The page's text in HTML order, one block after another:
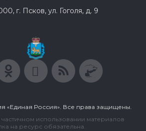
г. Псков, ул. Гоголя, д. 9
«Единая Россия». Все права защищены.
использовании материалов
на ресурс обязательна.